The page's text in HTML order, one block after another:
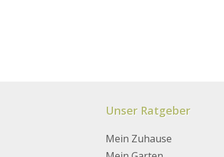
Unser Ratgeber
Mein Zuhause
Badezimmer
Garten-Tipps
Dekoration
Dekorieren